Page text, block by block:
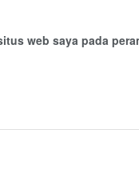
web saya pada